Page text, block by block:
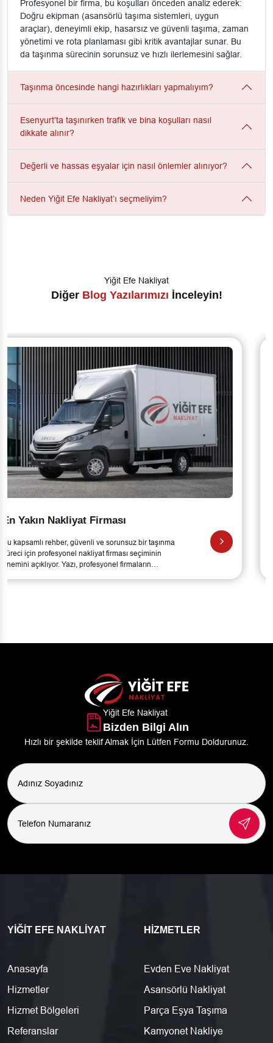
Profesyonel bir firma, bu koşulları önceden analiz ederek:
Doğru ekipman (asansörlü taşıma sistemleri, uygun
araçlar), deneyimli ekip, hasarsız ve güvenli taşıma, zaman
yönetimi ve rota planlaması gibi kritik avantajlar sunar. Bu
da taşınma sürecinin sorunsuz ve hızlı ilerlemesini sağlar.
Taşınma öncesinde hangi hazırlıkları yapmalıyım?
Esenyurt’ta taşınırken trafik ve bina koşulları nasıl
dikkate alınır?
Değerli ve hassas eşyalar için nasıl önlemler alınıyor?
Neden Yiğit Efe Nakliyat’ı seçmeliyim?
Yiğit Efe Nakliyat
Diğer Blog Yazılarımızı İnceleyin!
Profesyonel Nakliyat Firması
Bu kapsamlı rehber, güvenli ve sorunsuz bir taşınma
süreci için profesyonel nakliyat firması seçiminin
önemini açıklıyor. Yazı, profesyonel firmaların
Yiğit Efe Nakliyat
Bizden Bilgi Alın
Hızlı bir şekilde teklif Almak İçin Lütfen Formu Doldurunuz.
YIĞIT EFE NAKLIYAT
Anasayfa
Hizmetler
Hizmet Bölgeleri
Referanslar
HIZMETLER
Evden Eve Nakliyat
Asansörlü Nakliyat
Parça Eşya Taşıma
Kamyonet Nakliye